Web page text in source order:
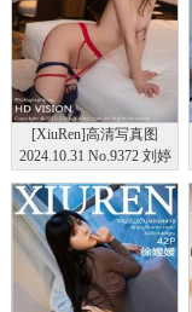
[XiuRen]高清写真图
2024.10.31 No.9372 刘婷